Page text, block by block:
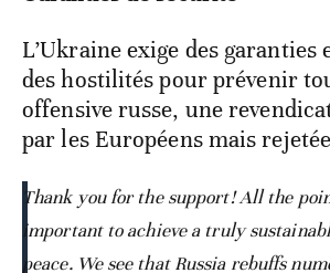
L’Ukraine exige des garanties
des hostilités pour prévenir
offensive russe, une
par les Européens mais
Thank you for the support! All the
important to achieve a truly
peace. We see that Russia rebuffs